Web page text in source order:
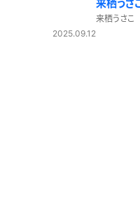
2025.09.12
来栖うさ
来栖うさこ